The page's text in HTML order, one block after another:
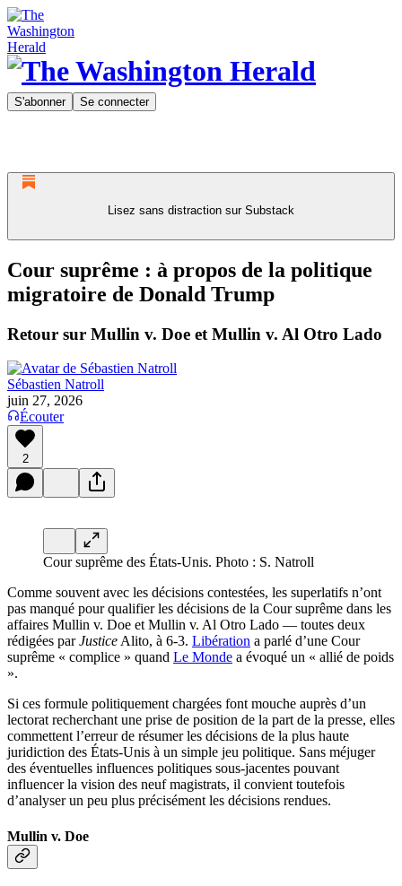
S'abonner Se connecter
Lisez sans distraction sur Substack
Cour suprême : à propos de la politique
migratoire de Donald Trump
Retour sur Mullin v. Doe et Mullin v. Al Otro Lado
Sébastien Natroll
juin 27, 2026
Écouter
2
Cour suprême des États-Unis. Photo : S. Natroll
Comme souvent avec les décisions contestées, les superlatifs n’ont
pas manqué pour qualifier les décisions de la Cour suprême dans les
affaires Mullin v. Doe et Mullin v. Al Otro Lado — toutes deux
rédigées parJusticeAlito, à 6-3. Libération a parlé d’une Cour
suprême « complice » quand Le Monde a évoqué un « allié de poids
».
Si ces formule politiquement chargées font mouche auprès d’un
lectorat recherchant une prise de position de la part de la presse, elles
commettent l’erreur de résumer les décisions de la plus haute
juridiction des États-Unis à un simple jeu politique. Sans méjuger
des éventuelles influences politiques sous-jacentes pouvant
influencer la vision des neuf magistrats, il convient toutefois
d’analyser un peu plus précisément les décisions rendues.
Mullin v. Doe